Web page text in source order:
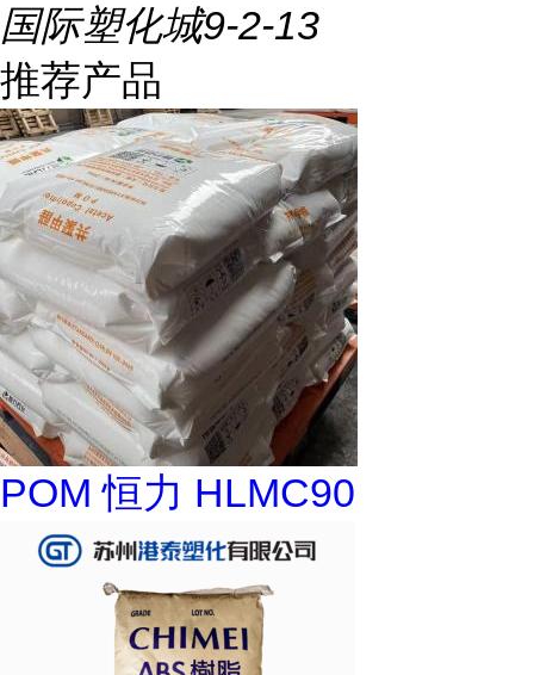
国际塑化城9-2-13
推荐产品
POM 恒力 HLMC90